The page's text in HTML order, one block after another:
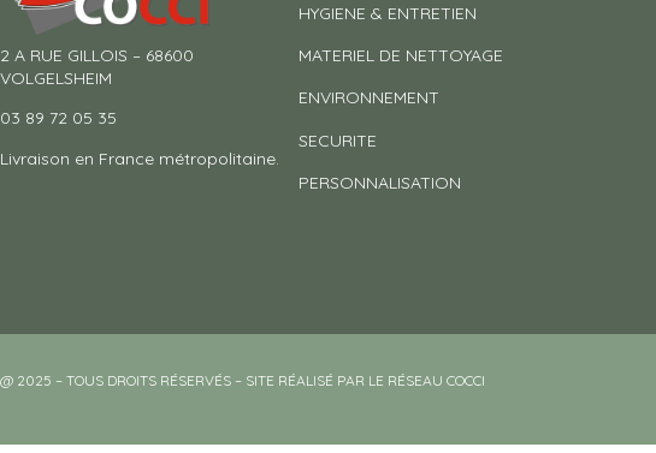
2 A RUE GILLOIS – 68600
VOLGELSHEIM
03 89 72 05 35
Livraison en France métropolitaine.
HYGIENE & ENTRETIEN
MATERIEL DE NETTOYAGE
ENVIRONNEMENT
SECURITE
PERSONNALISATION
@ 2025 – TOUS DROITS RÉSERVÉS – SITE RÉALISÉ PAR LE RÉSEAU COCCI